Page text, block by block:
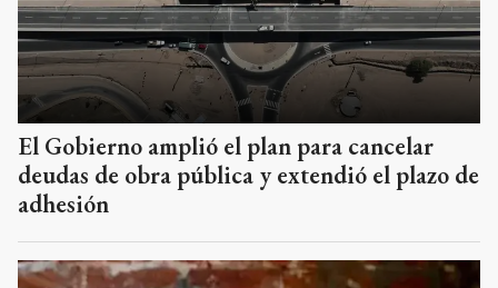
El Gobierno amplió el plan para cancelar
deudas de obra pública y extendió el plazo de
adhesión